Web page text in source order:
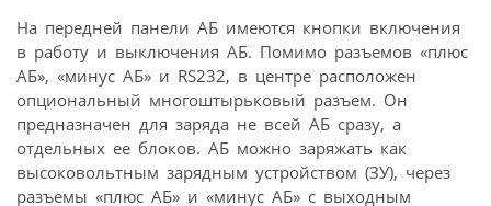
На передней панели АБ имеются кнопки включения
в работу и выключения АБ. Помимо разъемов «плюс
АБ», «минус АБ» и RS232, в центре расположен
опциональный многоштырьковый разъем. Он
предназначен для заряда не всей АБ сразу, а
отдельных ее блоков. АБ можно заряжать как
высоковольтным зарядным устройством (ЗУ), через
разъемы «плюс АБ» и «минус АБ» с выходным